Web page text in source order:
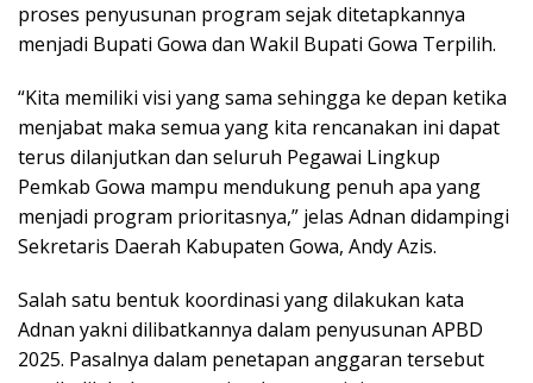
proses penyusunan program sejak ditetapkannya
menjadi Bupati Gowa dan Wakil Bupati Gowa Terpilih.
“Kita memiliki visi yang sama sehingga ke depan ketika
menjabat maka semua yang kita rencanakan ini dapat
terus dilanjutkan dan seluruh Pegawai Lingkup
Pemkab Gowa mampu mendukung penuh apa yang
menjadi program prioritasnya,” jelas Adnan didampingi
Sekretaris Daerah Kabupaten Gowa, Andy Azis.
Salah satu bentuk koordinasi yang dilakukan kata
Adnan yakni dilibatkannya dalam penyusunan APBD
2025. Pasalnya dalam penetapan anggaran tersebut